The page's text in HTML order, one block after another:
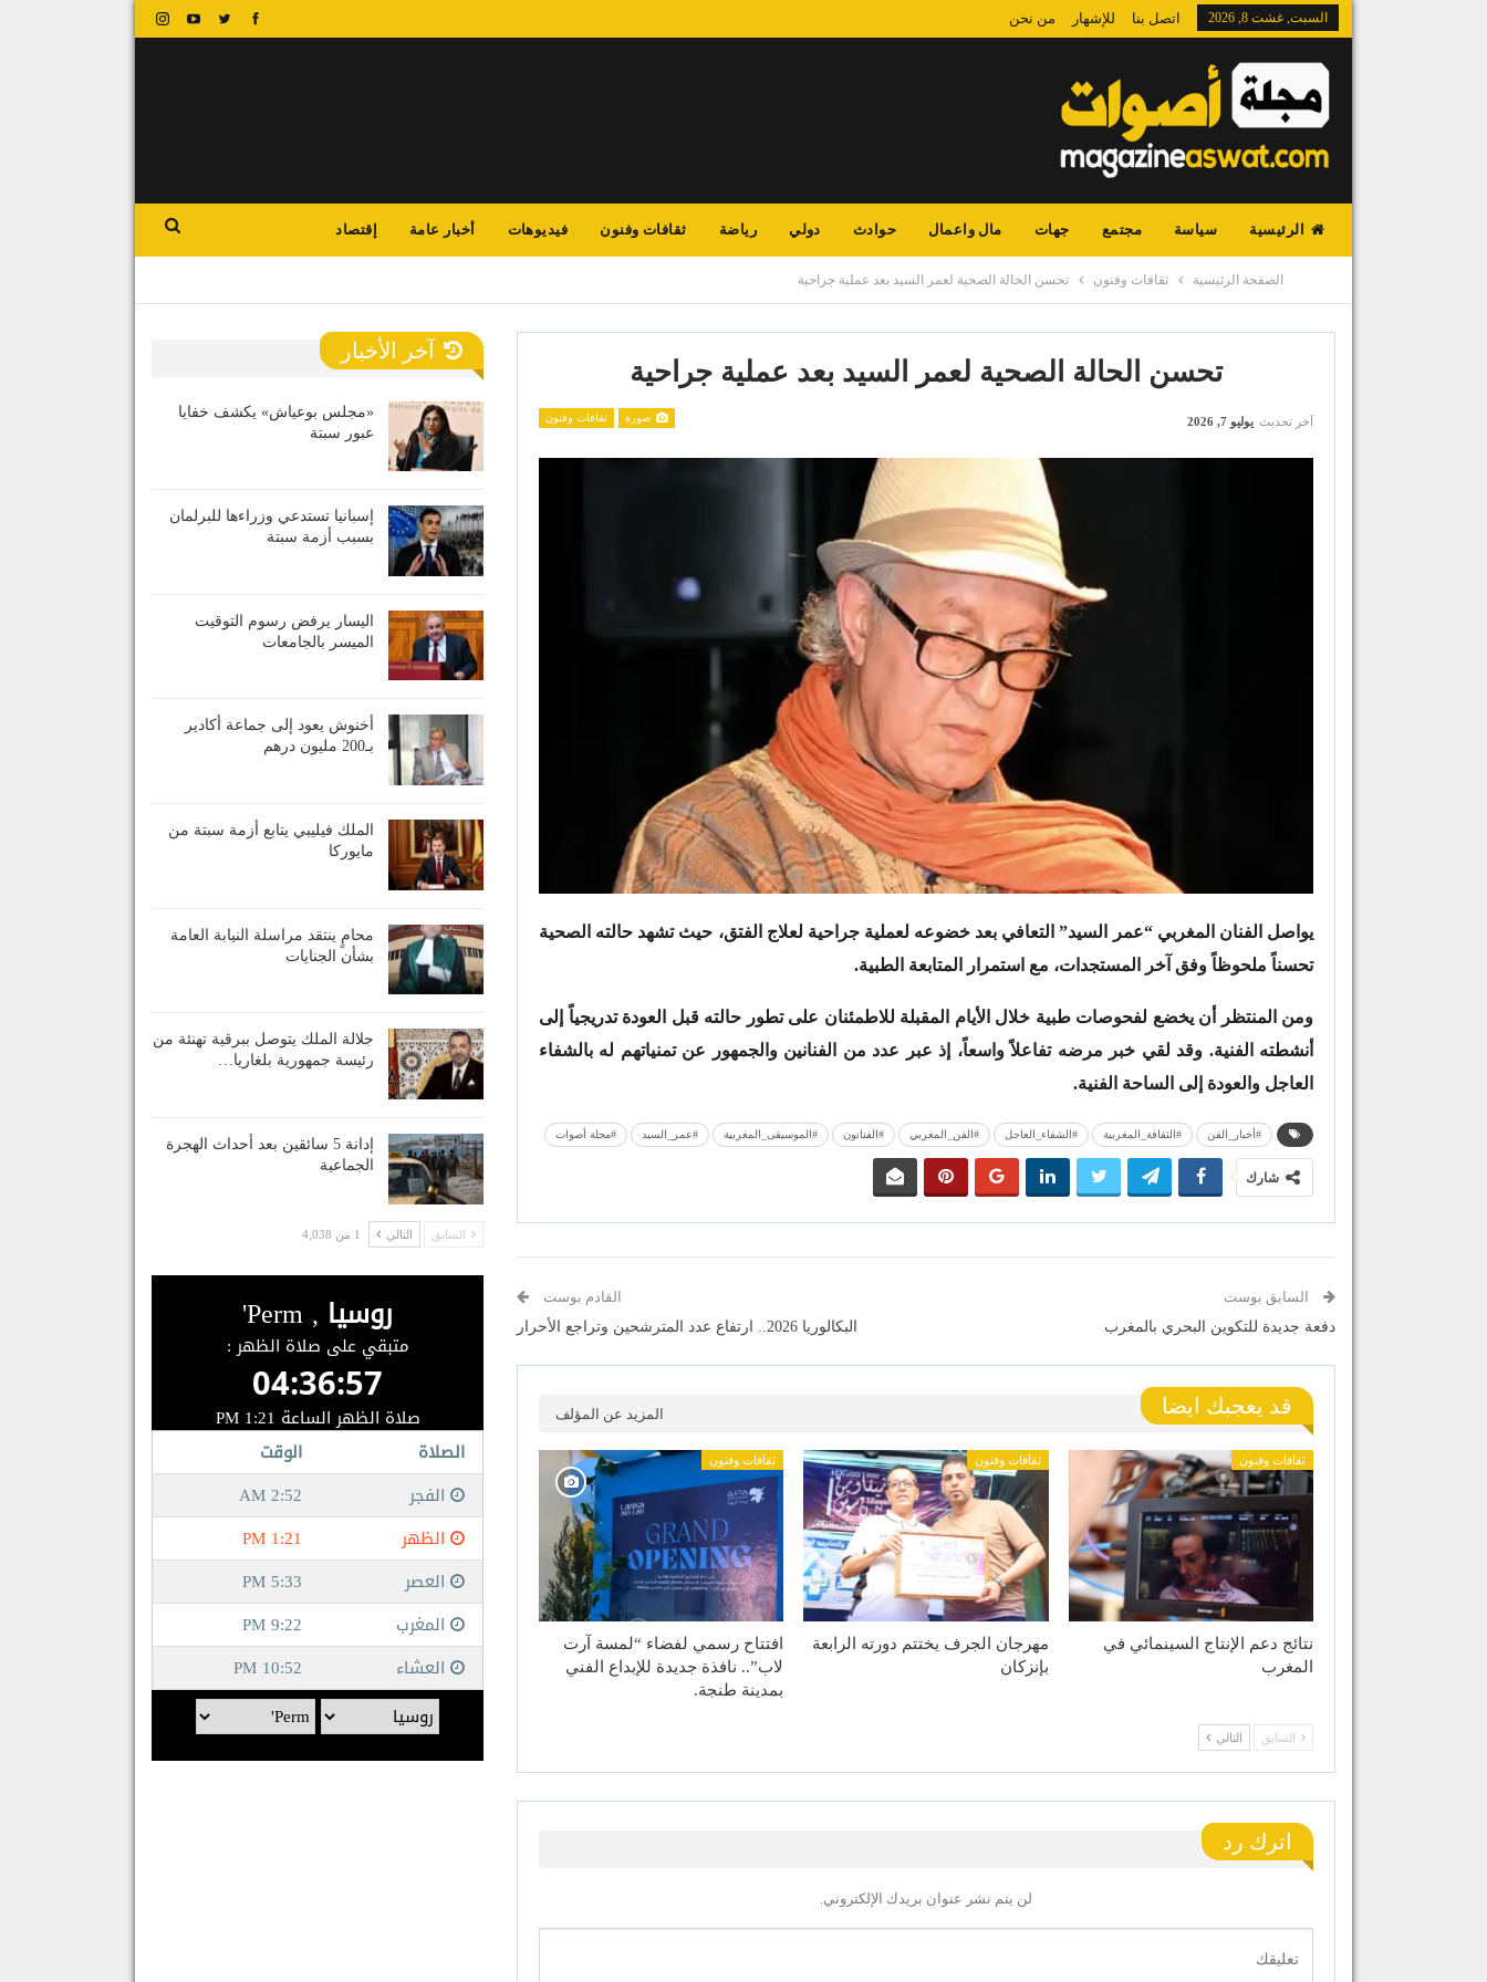
السبت, غشت 8, 2026 اتصل بنا للإشهار من نحن
الرئيسية سياسة مجتمع جهات مال واعمال حوادث دولي رياضة ثقافات وفنون فيديوهات أخبار عامة إقتصاد
الصفحة الرئيسية ثقافات وفنون تحسن الحالة الصحية لعمر السيد بعد عملية جراحية
تحسن الحالة الصحية لعمر السيد بعد عملية جراحية
صورة ثقافات وفنون آخر تحديث يوليو 7, 2026
يواصل الفنان المغربي “عمر السيد” التعافي بعد خضوعه لعملية جراحية لعلاج الفتق، حيث تشهد حالته الصحية
تحسناً ملحوظاً وفق آخر المستجدات، مع استمرار المتابعة الطبية.
ومن المنتظر أن يخضع لفحوصات طبية خلال الأيام المقبلة للاطمئنان على تطور حالته قبل العودة تدريجياً إلى
أنشطته الفنية. وقد لقي خبر مرضه تفاعلاً واسعاً، إذ عبر عدد من الفنانين والجمهور عن تمنياتهم له بالشفاء
العاجل والعودة إلى الساحة الفنية.
#أخبار_الفن #الثقافة_المغربية #الشفاء_العاجل #الفن_المغربي #الفنانون #الموسيقى_المغربية #عمر_السيد #مجلة أصوات
شارك
السابق بوست
دفعة جديدة للتكوين البحري بالمغرب
القادم بوست
البكالوريا 2026.. ارتفاع عدد المترشحين وتراجع الأحرار
قد يعجبك ايضا المزيد عن المؤلف
ثقافات وفنون
نتائج دعم الإنتاج السينمائي في
المغرب
ثقافات وفنون
مهرجان الجرف يختتم دورته الرابعة
بإنزكان
ثقافات وفنون
افتتاح رسمي لفضاء “لمسة آرت
لاب”.. نافذة جديدة للإبداع الفني
بمدينة طنجة.
السابق التالي
اترك رد
لن يتم نشر عنوان بريدك الإلكتروني.
آخر الأخبار
«مجلس بوعياش» يكشف خفايا
عبور سبتة
إسبانيا تستدعي وزراءها للبرلمان
بسبب أزمة سبتة
اليسار يرفض رسوم التوقيت
الميسر بالجامعات
أخنوش يعود إلى جماعة أكادير
بـ200 مليون درهم
الملك فيليبي يتابع أزمة سبتة من
مايوركا
محامٍ ينتقد مراسلة النيابة العامة
بشأن الجنايات
جلالة الملك يتوصل ببرقية تهنئة من
رئيسة جمهورية بلغاريا…
إدانة 5 سائقين بعد أحداث الهجرة
الجماعية
السابق التالي 1 من 4,038